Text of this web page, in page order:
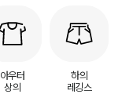
아우터
상의
하의
레깅스